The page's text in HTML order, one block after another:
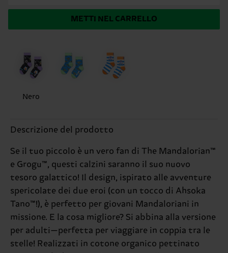
METTI NEL CARRELLO
Nero
Descrizione del prodotto
Se il tuo piccolo è un vero fan di The Mandalorian™
e Grogu™, questi calzini saranno il suo nuovo
tesoro galattico! Il design, ispirato alle avventure
spericolate dei due eroi (con un tocco di Ahsoka
Tano™!), è perfetto per giovani Mandaloriani in
missione. E la cosa migliore? Si abbina alla versione
per adulti—perfetta per viaggiare in coppia tra le
stelle! Realizzati in cotone organico pettinato